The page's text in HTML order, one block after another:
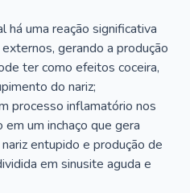
há uma reação significativa
gerando a produção
ter como efeitos coceira,
do nariz;
processo inflamatório nos
um inchaço que gera
entupido e produção de
em sinusite aguda e